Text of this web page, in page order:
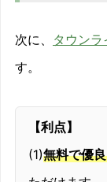
次に、 タウン
す。
【利点】
(1)無料で優